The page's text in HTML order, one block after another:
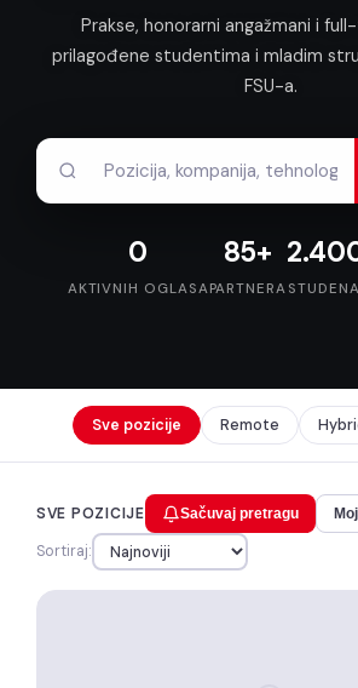
Prakse, honorarni angažmani i
prilagođene studentima i mladim
FSU-a.
0
AKTIVNIH OGLASA
85+
PARTNERA
Sve pozicije Remote
SVE POZICIJE Sačuvaj pretragu
Sortiraj: